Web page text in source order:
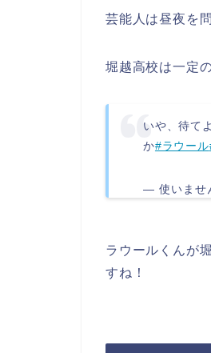
芸能人は昼夜を
堀越高校は一定
いや、待て
か#ラウール
— 使いませ
ラウールくんが
すね！